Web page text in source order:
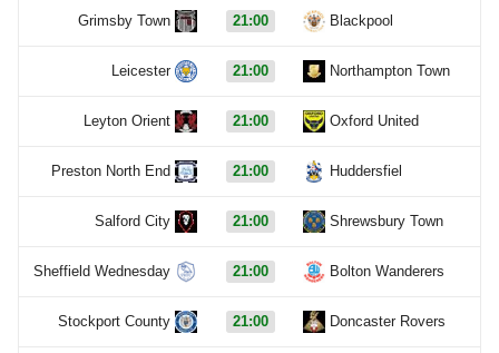
Grimsby Town 21:00 Blackpool
Leicester 21:00 Northampton Town
Leyton Orient 21:00 Oxford United
Preston North End 21:00 Huddersfiel
Salford City 21:00 Shrewsbury Town
Sheffield Wednesday 21:00 Bolton Wanderers
Stockport County 21:00 Doncaster Rovers